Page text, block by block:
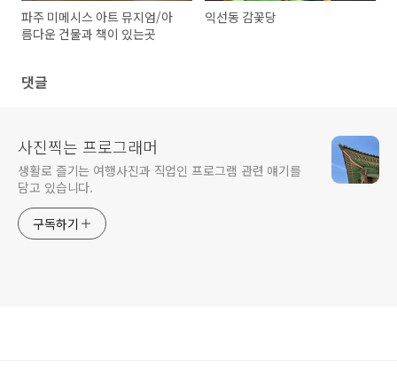
파주 미메시스 아트 뮤지엄/아
름다운 건물과 책이 있는곳
익선동 감꽃당
댓글
사진찍는 프로그래머
생활로 즐기는 여행사진과 직업인 프로그램 관련 얘기를
담고 있습니다.
구독하기